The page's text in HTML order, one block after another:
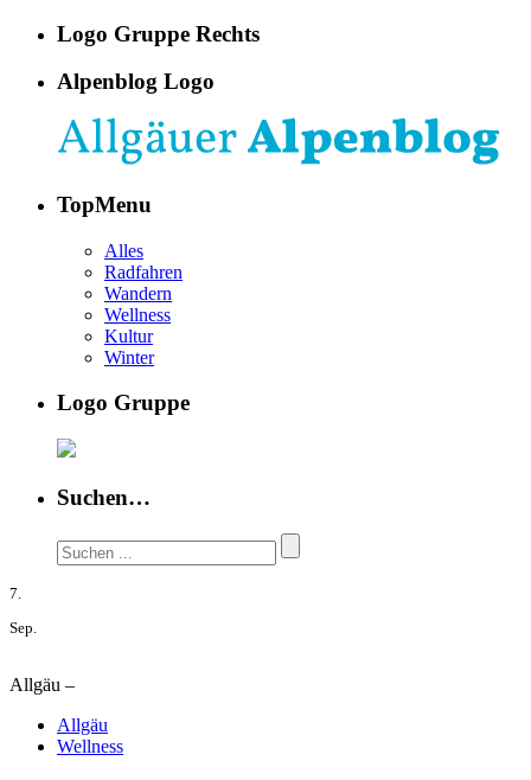
Logo Gruppe Rechts
Alpenblog Logo
TopMenu
Alles
Radfahren
Wandern
Wellness
Kultur
Winter
Logo Gruppe
Suchen…
7.
Sep.
Allgäu –
Allgäu
Wellness